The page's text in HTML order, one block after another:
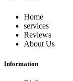
Home
services
Reviews
About Us
Information